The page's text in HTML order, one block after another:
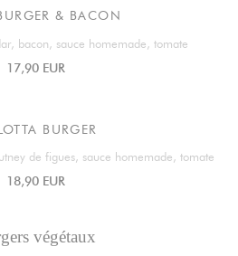
& BACON
bacon, sauce homemade, tomate
17,90 EUR
BURGER
de figues, sauce homemade, tomate
18,90 EUR
végétaux